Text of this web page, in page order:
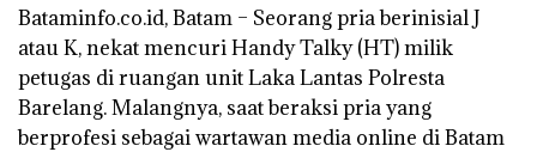
Bataminfo.co.id, Batam – Seorang pria berinisial J
atau K, nekat mencuri Handy Talky (HT) milik
petugas di ruangan unit Laka Lantas Polresta
Barelang. Malangnya, saat beraksi pria yang
berprofesi sebagai wartawan media online di Batam